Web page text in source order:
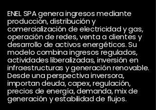
ENEL SPA genera ingresos mediante
producción, distribución y
comercialización de electricidad y gas,
operación de redes, venta a clientes y
desarrollo de activos energéticos. Su
modelo combina ingresos regulados,
actividades liberalizadas, inversión en
infraestructuras y generación renovable.
Desde una perspectiva inversora,
importan deuda, capex, regulación,
precios de energía, demanda, mix de
generación y estabilidad de flujos.